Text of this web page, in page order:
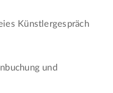
Künstlergespräch
und